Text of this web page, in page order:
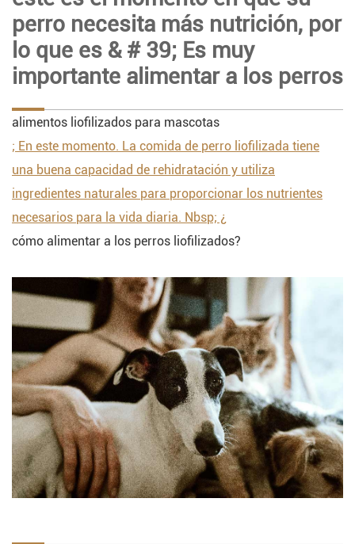
perro necesita más nutrición, por
lo que es & # 39; Es muy
importante alimentar a los perros
alimentos liofilizados para mascotas
; En este momento. La comida de perro liofilizada tiene
una buena capacidad de rehidratación y utiliza
ingredientes naturales para proporcionar los nutrientes
necesarios para la vida diaria. Nbsp; ¿
cómo alimentar a los perros liofilizados?